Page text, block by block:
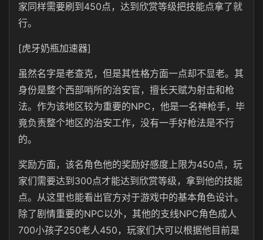
家同样需要刷到450点，达到欣赏等级把技能点拿了就
行。
[虎牙奶瓶加速器]
虽然名字是老查克，但是其性格方面一点却不显老。其
身份是整个西部哨所的治安官，擅长天赋为射击和枪
法。作为该地区较为重要的NPC，他是一名神枪手，毕
竟负责整个地区的治安工作，没有一手好枪法是不行
的。
奖励方面，该名角色他的奖励好感度上限为450点，玩
家们需要达到300点才能达到欣赏等级，拿到他的技能
点。从这里也能看出官方对于游戏中的基本角色设计。
除了剧情重要的NPC以外，其他的支线NPC角色成人
700小孩子250老人450 ，玩家们大可以根据他目前是